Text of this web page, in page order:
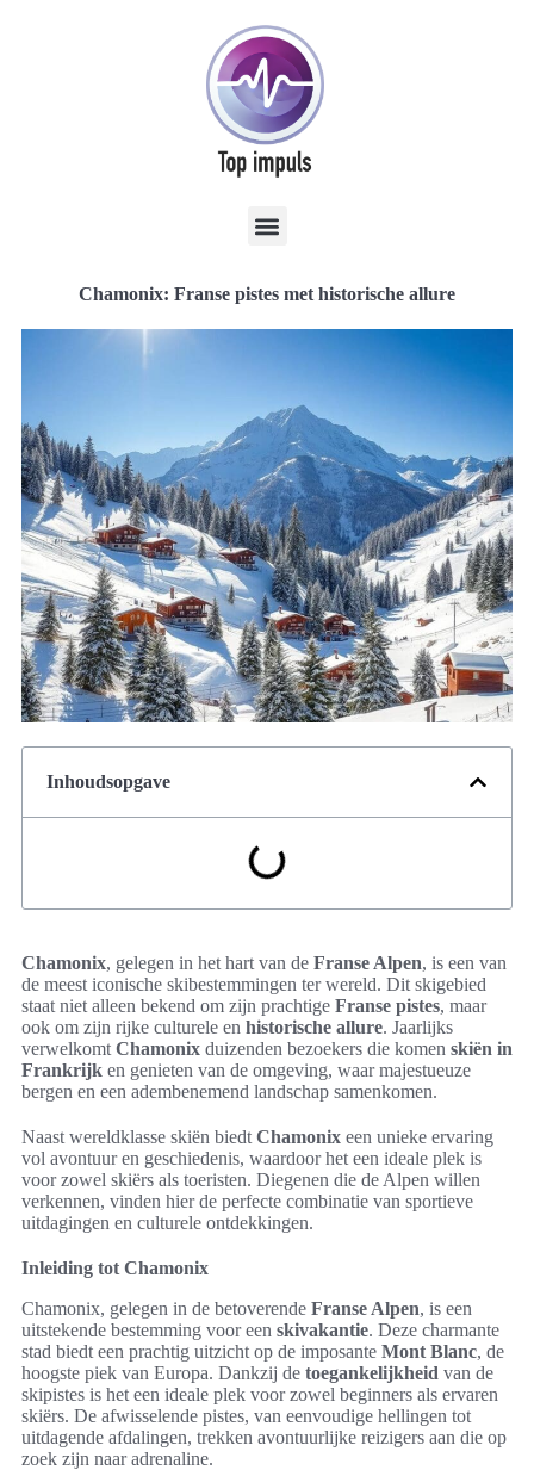
Chamonix: Franse pistes met historische allure
Inhoudsopgave
Chamonix, gelegen in het hart van de Franse Alpen, is een van
de meest iconische skibestemmingen ter wereld. Dit skigebied
staat niet alleen bekend om zijn prachtige Franse pistes, maar
ook om zijn rijke culturele en historische allure. Jaarlijks
verwelkomt Chamonix duizenden bezoekers die komen skiën in
Frankrijk en genieten van de omgeving, waar majestueuze
bergen en een adembenemend landschap samenkomen.
Naast wereldklasse skiën biedt Chamonix een unieke ervaring
vol avontuur en geschiedenis, waardoor het een ideale plek is
voor zowel skiërs als toeristen. Diegenen die de Alpen willen
verkennen, vinden hier de perfecte combinatie van sportieve
uitdagingen en culturele ontdekkingen.
Inleiding tot Chamonix
Chamonix, gelegen in de betoverende Franse Alpen, is een
uitstekende bestemming voor een skivakantie. Deze charmante
stad biedt een prachtig uitzicht op de imposante Mont Blanc, de
hoogste piek van Europa. Dankzij de toegankelijkheid van de
skipistes is het een ideale plek voor zowel beginners als ervaren
skiërs. De afwisselende pistes, van eenvoudige hellingen tot
uitdagende afdalingen, trekken avontuurlijke reizigers aan die op
zoek zijn naar adrenaline.